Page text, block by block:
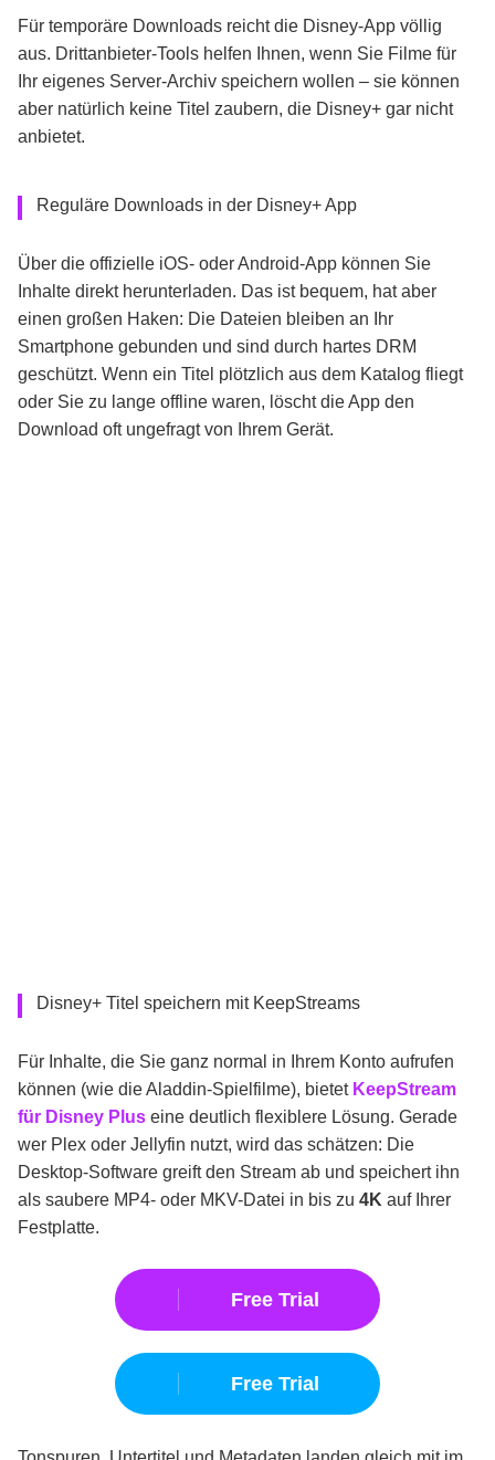
Für temporäre Downloads reicht die Disney-App völlig
aus. Drittanbieter-Tools helfen Ihnen, wenn Sie Filme für
Ihr eigenes Server-Archiv speichern wollen – sie können
aber natürlich keine Titel zaubern, die Disney+ gar nicht
anbietet.
Reguläre Downloads in der Disney+ App
Über die offizielle iOS- oder Android-App können Sie
Inhalte direkt herunterladen. Das ist bequem, hat aber
einen großen Haken: Die Dateien bleiben an Ihr
Smartphone gebunden und sind durch hartes DRM
geschützt. Wenn ein Titel plötzlich aus dem Katalog fliegt
oder Sie zu lange offline waren, löscht die App den
Download oft ungefragt von Ihrem Gerät.
Disney+ Titel speichern mit KeepStreams
Für Inhalte, die Sie ganz normal in Ihrem Konto aufrufen
können (wie die Aladdin-Spielfilme), bietet KeepStream
für Disney Plus eine deutlich flexiblere Lösung. Gerade
wer Plex oder Jellyfin nutzt, wird das schätzen: Die
Desktop-Software greift den Stream ab und speichert ihn
als saubere MP4- oder MKV-Datei in bis zu 4K auf Ihrer
Festplatte.
Free Trial
Free Trial